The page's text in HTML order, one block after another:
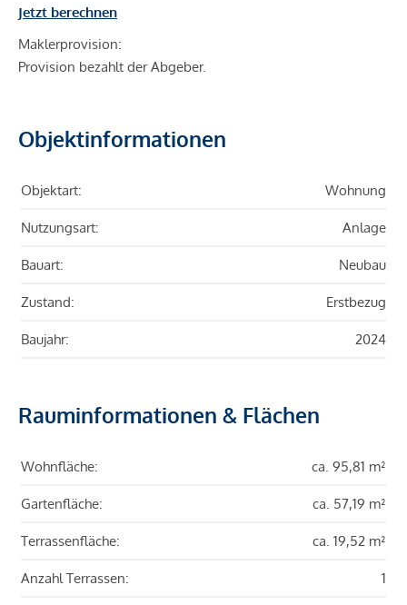
Jetzt berechnen
Maklerprovision:
Provision bezahlt der Abgeber.
Objektinformationen
Objektart: Wohnung
Nutzungsart: Anlage
Bauart: Neubau
Zustand: Erstbezug
Baujahr: 2024
Rauminformationen & Flächen
Wohnfläche: ca. 95,81 m²
Gartenfläche: ca. 57,19 m²
Terrassenfläche: ca. 19,52 m²
Anzahl Terrassen: 1